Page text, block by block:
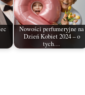
Nowości perfumeryjne na
Dzień Kobiet 2024 – o
tych…